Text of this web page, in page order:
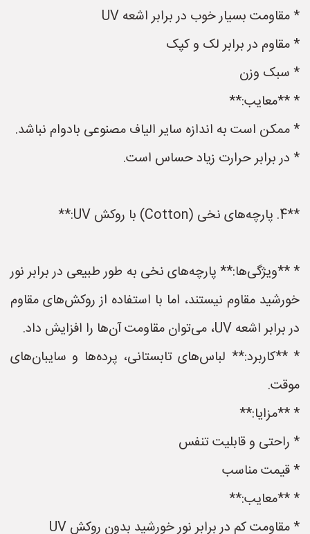
* مقاومت بسیار خوب در برابر اشعه UV
* مقاوم در برابر لک و کپک
* سبک وزن
* **معایب:**
* ممکن است به اندازه سایر الیاف مصنوعی بادوام نباشد.
* در برابر حرارت زیاد حساس است.
**4. پارچه‌های نخی (Cotton) با روکش UV:**
* **ویژگی‌ها:** پارچه‌های نخی به طور طبیعی در برابر نور
خورشید مقاوم نیستند، اما با استفاده از روکش‌های مقاوم
در برابر اشعه UV، می‌توان مقاومت آن‌ها را افزایش داد.
* **کاربرد:** لباس‌های تابستانی، پرده‌ها و سایبان‌های
موقت.
* **مزایا:**
* راحتی و قابلیت تنفس
* قیمت مناسب
* **معایب:**
* مقاومت کم در برابر نور خورشید بدون روکش UV